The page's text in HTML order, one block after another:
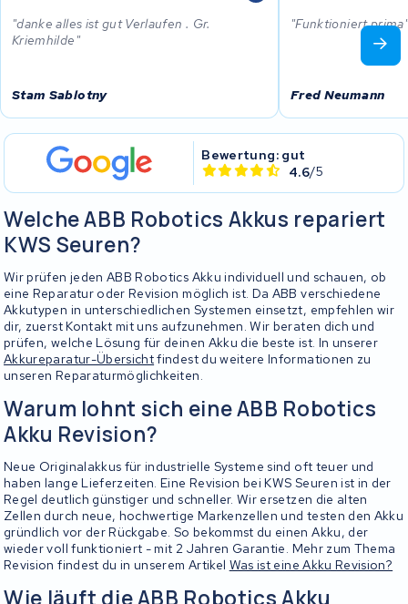
danke alles ist gut Verlaufen . Gr.
Kriemhilde
Stam Sablotny
Funktioniert prima
Fred Neumann
Bewertung: gut
4.6/5
Welche ABB Robotics Akkus repariert
KWS Seuren?
Wir prüfen jeden ABB Robotics Akku individuell und schauen, ob
eine Reparatur oder Revision möglich ist. Da ABB verschiedene
Akkutypen in unterschiedlichen Systemen einsetzt, empfehlen wir
dir, zuerst Kontakt mit uns aufzunehmen. Wir beraten dich und
prüfen, welche Lösung für deinen Akku die beste ist. In unserer
Akkureparatur-Übersichtfindest du weitere Informationen zu
unseren Reparaturmöglichkeiten.
Warum lohnt sich eine ABB Robotics
Akku Revision?
Neue Originalakkus für industrielle Systeme sind oft teuer und
haben lange Lieferzeiten. Eine Revision bei KWS Seuren ist in der
Regel deutlich günstiger und schneller. Wir ersetzen die alten
Zellen durch neue, hochwertige Markenzellen und testen den Akku
gründlich vor der Rückgabe. So bekommst du einen Akku, der
wieder voll funktioniert - mit 2 Jahren Garantie. Mehr zum Thema
Revision findest du in unserem Artikel Was ist eine Akku Revision?